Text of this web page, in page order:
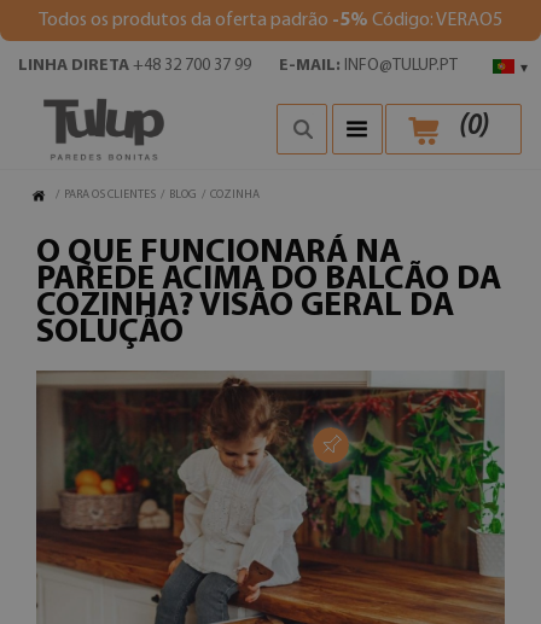
Todos os produtos da oferta padrão -5% Código: VERAO5
▾
LINHA DIRETA +48 32 700 37 99 E-MAIL: INFO@TULUP.PT
(0)
/ PARA OS CLIENTES / BLOG / COZINHA
O QUE FUNCIONARÁ NA
PAREDE ACIMA DO BALCÃO DA
COZINHA? VISÃO GERAL DA
SOLUÇÃO